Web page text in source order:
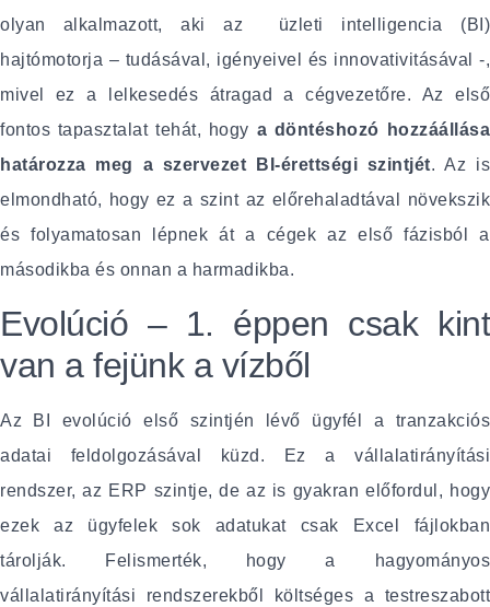
olyan alkalmazott, aki az üzleti intelligencia (BI)
hajtómotorja – tudásával, igényeivel és innovativitásával -,
mivel ez a lelkesedés átragad a cégvezetőre. Az első
fontos tapasztalat tehát, hogy a döntéshozó hozzáállása
határozza meg a szervezet BI-érettségi szintjét. Az is
elmondható, hogy ez a szint az előrehaladtával növekszik
és folyamatosan lépnek át a cégek az első fázisból a
másodikba és onnan a harmadikba.
Evolúció – 1. éppen csak kint
van a fejünk a vízből
Az BI evolúció első szintjén lévő ügyfél a tranzakciós
adatai feldolgozásával küzd. Ez a vállalatirányítási
rendszer, az ERP szintje, de az is gyakran előfordul, hogy
ezek az ügyfelek sok adatukat csak Excel fájlokban
tárolják. Felismerték, hogy a hagyományos
vállalatirányítási rendszerekből költséges a testreszabott